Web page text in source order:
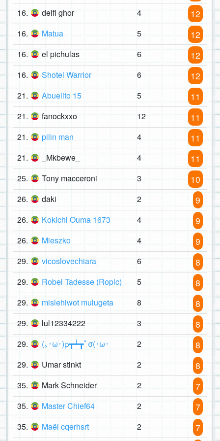
16. delfi ghor 4 12
16. Matua 5 12
16. el pichulas 6 12
16. Shotel Warrior 6 12
21. Abuelito 15 5 11
21. fanockxxo 12 11
21. pilin man 4 11
21. _Mkbewe_ 4 11
25. Tony macceroni 3 10
26. daki 2 9
26. Kokichi Ouma 1673 4 9
26. Mieszko 4 9
29. vicoslovechiara 6 8
29. Robel Tadesse (Ropic) 5 8
29. mislehiwot mulugeta 8 8
29. lul12334222 3 8
29. (｡･ω･)ρ┳┷┳ﾟσ(･ω･ 2 8
29. Umar stinkt 2 8
35. Mark Schneider 2 7
35. Master Chief64 2 7
35. Maël cqerhsrt 2 7